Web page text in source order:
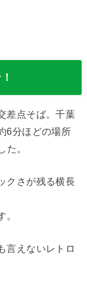
差点そば。千葉
6分ほどの場所
。
クさが残る横長
言えないレトロ